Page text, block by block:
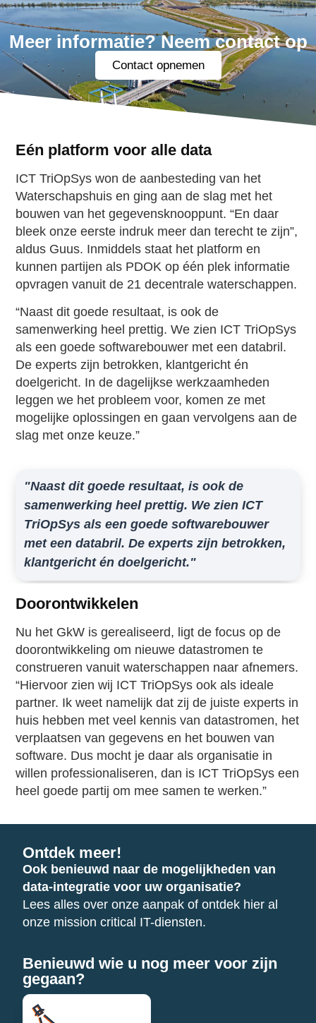
Meer informatie? Neem contact op
Contact opnemen
Eén platform voor alle data
ICT TriOpSys won de aanbesteding van het
Waterschapshuis en ging aan de slag met het
bouwen van het gegevensknooppunt. “En daar
bleek onze eerste indruk meer dan terecht te zijn”,
aldus Guus. Inmiddels staat het platform en
kunnen partijen als PDOK op één plek informatie
opvragen vanuit de 21 decentrale waterschappen.
“Naast dit goede resultaat, is ook de
samenwerking heel prettig. We zien ICT TriOpSys
als een goede softwarebouwer met een databril.
De experts zijn betrokken, klantgericht én
doelgericht. In de dagelijkse werkzaamheden
leggen we het probleem voor, komen ze met
mogelijke oplossingen en gaan vervolgens aan de
slag met onze keuze.”
"Naast dit goede resultaat, is ook de
samenwerking heel prettig. We zien ICT
TriOpSys als een goede softwarebouwer
met een databril. De experts zijn betrokken,
klantgericht én doelgericht."
Doorontwikkelen
Nu het GkW is gerealiseerd, ligt de focus op de
doorontwikkeling om nieuwe datastromen te
construeren vanuit waterschappen naar afnemers.
“Hiervoor zien wij ICT TriOpSys ook als ideale
partner. Ik weet namelijk dat zij de juiste experts in
huis hebben met veel kennis van datastromen, het
verplaatsen van gegevens en het bouwen van
software. Dus mocht je daar als organisatie in
willen professionaliseren, dan is ICT TriOpSys een
heel goede partij om mee samen te werken.”
Ontdek meer!
Ook benieuwd naar de mogelijkheden van
data-integratie voor uw organisatie?
Lees alles over onze aanpak of ontdek hier al
onze mission critical IT-diensten.
Benieuwd wie u nog meer voor zijn
gegaan?